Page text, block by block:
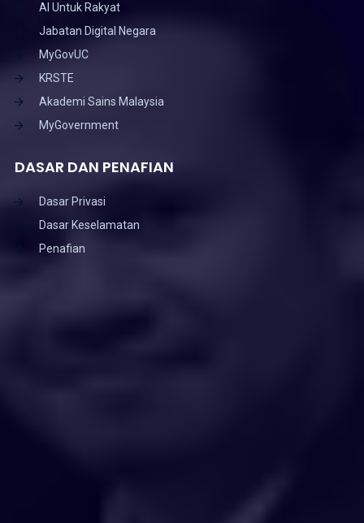
AI Untuk Rakyat
Jabatan Digital Negara
MyGovUC
KRSTE
Akademi Sains Malaysia
MyGovernment
DASAR DAN PENAFIAN
Dasar Privasi
Dasar Keselamatan
Penafian